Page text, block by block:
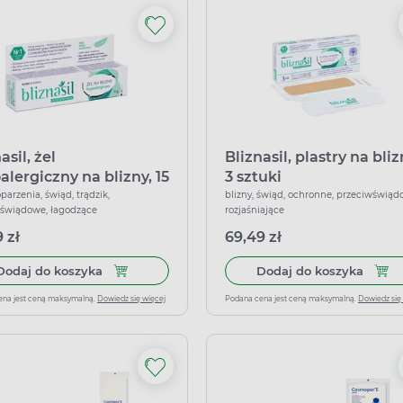
żel
na blizny, 15
świąd, trądzik,
łagodzące
zł
do koszyka Dodaj do koszyka Bliznasil, żel hypoalergiczny
jest ceną maksymalną. Dowiedz się więcej
Bliznasil, plastry na
3 sztuki
blizny, świąd, ochronne,
rozjaśniające
69,49 zł
Dodaj do koszyka
Podana cena jest ceną maksymalną. Dowiedz